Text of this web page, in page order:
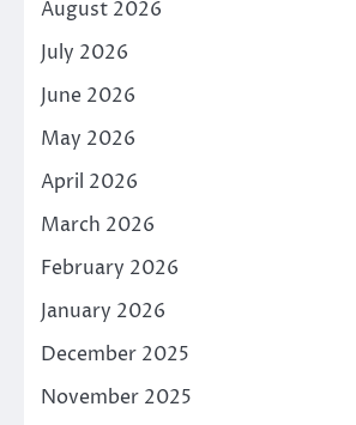
August 2026
July 2026
June 2026
May 2026
April 2026
March 2026
February 2026
January 2026
December 2025
November 2025